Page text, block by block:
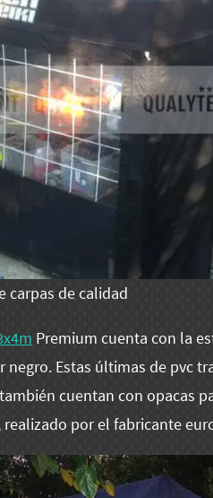
carpas de calidad
Premium cuenta con la
negro. Estas últimas de pvc
cuentan con opacas
por el fabricante